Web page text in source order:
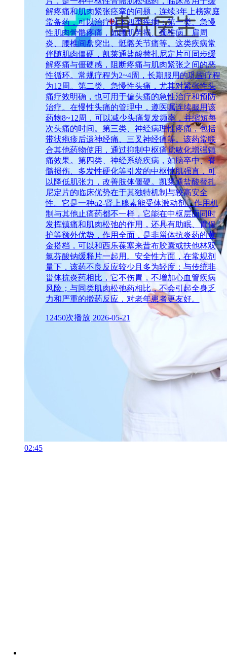
02:45
解疼痛和肌肉紧张痉挛的问题，连续3年上榜家庭
常备药，可以治疗以下四类疾病：第一类、急慢
性肌肉骨骼疼痛，如腰肌劳损、颈椎病、肩周
炎、腰椎间盘突出、骶髂关节痛等。这类疾病常
伴随肌肉僵硬，凯莱通盐酸替扎尼定片可同步缓
解疼痛与僵硬感，阻断疼痛与肌肉紧张之间的恶
性循环。常规疗程为2~4周，长期服用的巩固疗程
为12周。第二类、急慢性头痛，尤其对紧张性头
痛疗效明确，也可用于偏头痛的急性治疗和预防
治疗。在慢性头痛的管理中，遵医嘱连续服用该
药物8~12周，可以减少头痛复发频率，并缩短每
次头痛的时间。第三类、神经病理性疼痛，包括
带状疱疹后遗神经痛、三叉神经痛等。该药常联
合其他药物使用，通过抑制中枢痛觉敏化增强镇
痛效果。第四类、神经系统疾病，如脑卒中、脊
髓损伤、多发性硬化等引发的中枢性肌强直，可
以降低肌张力，改善肢体僵硬。凯莱通盐酸替扎
尼定片的临床优势在于其独特机制与较高安全
性。它是一种α2-肾上腺素能受体激动剂，作用机
制与其他止痛药都不一样，它能在中枢层面同时
发挥镇痛和肌肉松弛的作用，还具有助眠、胃保
护等额外优势，作用全面，是非甾体抗炎药的黄
金搭档，可以和西乐葆塞来昔布胶囊或扶他林双
氯芬酸钠缓释片一起用。安全性方面，在常规剂
量下，该药不良反应较少且多为轻度：与传统非
甾体抗炎药相比，它不伤胃，不增加心血管疾病
风险；与同类肌肉松弛药相比，不会引起全身乏
力和严重的撤药反应，对老年患者更友好。
12450次播放 2026-05-21